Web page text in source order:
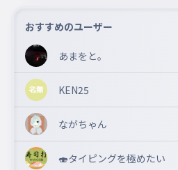
おすすめのユーザー
あまをと。
KEN25
ながちゃん
🍣タイピングを極めたい